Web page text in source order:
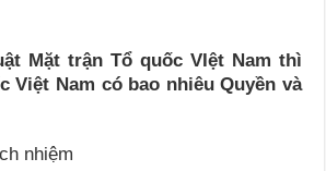
Mặt trận Tổ quốc VIệt Nam thì
Việt Nam có bao nhiêu Quyền và
nhiệm